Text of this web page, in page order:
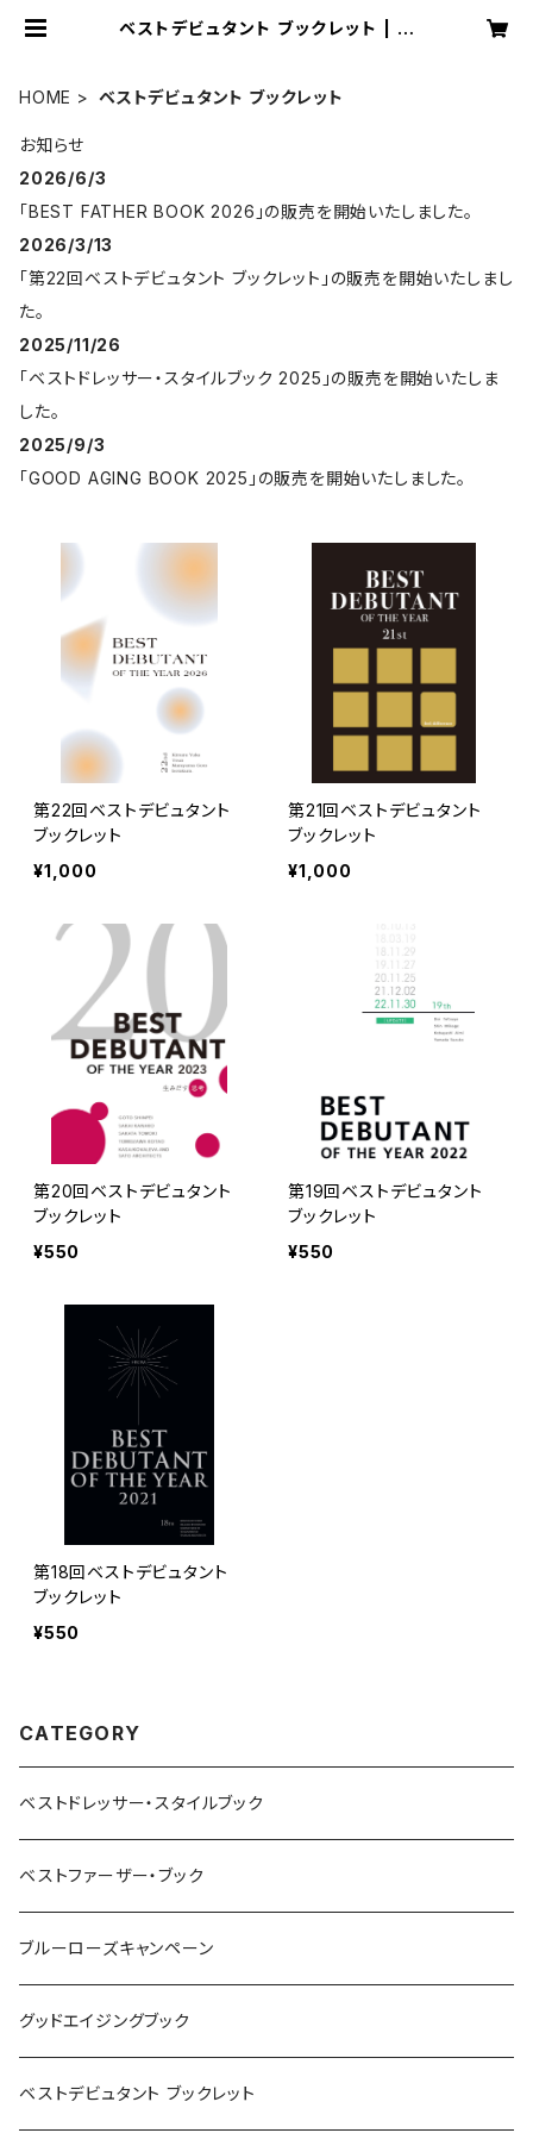
ベストデビュタント ブックレット | M
HOME ベストデビュタント ブックレット
お知らせ
2026/6/3
「BEST FATHER BOOK 2026」の販売を開始いたしました。
2026/3/13
「第22回ベストデビュタント ブックレット」の販売を開始いたしまし
た。
2025/11/26
「ベストドレッサー・スタイルブック 2025」の販売を開始いたしま
した。
2025/9/3
「GOOD AGING BOOK 2025」の販売を開始いたしました。
第22回ベストデビュタント
ブックレット
¥1,000
第21回ベストデビュタント
ブックレット
¥1,000
第20回ベストデビュタント
ブックレット
¥550
第19回ベストデビュタント
ブックレット
¥550
第18回ベストデビュタント
ブックレット
¥550
CATEGORY
ベストドレッサー・スタイルブック
ベストファーザー・ブック
ブルーローズキャンペーン
グッドエイジングブック
ベストデビュタント ブックレット